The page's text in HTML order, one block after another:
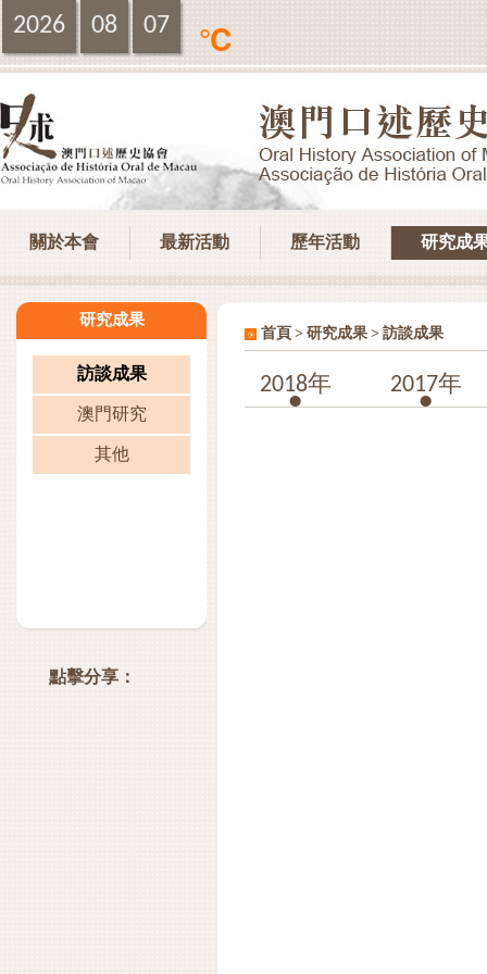
2026 08 07
℃
關於本會 最新活動 歷年活動 研究成
研究成果
訪談成果
澳門研究
其他
點擊分享：
首頁 > 研究成果 > 訪談成果
2018年 2017年